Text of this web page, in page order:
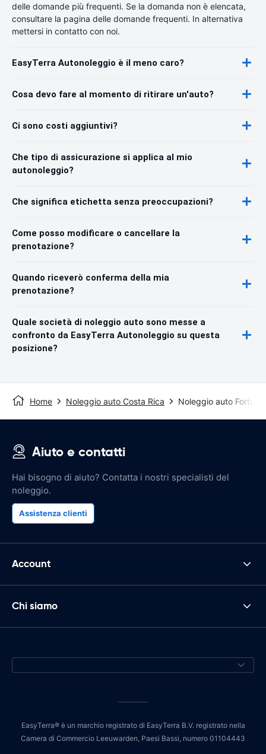
delle domande più frequenti. Se la domanda non è elencata,
consultare la pagina delle domande frequenti. In alternativa
mettersi in contatto con noi.
EasyTerra Autonoleggio è il meno caro?
Cosa devo fare al momento di ritirare un'auto?
Ci sono costi aggiuntivi?
Che tipo di assicurazione si applica al mio
autonoleggio?
Che significa etichetta senza preoccupazioni?
Come posso modificare o cancellare la
prenotazione?
Quando riceverò conferma della mia
prenotazione?
Quale società di noleggio auto sono messe a
confronto da EasyTerra Autonoleggio su questa
posizione?
Home Noleggio auto Costa Rica Noleggio auto Fortuna
Aiuto e contatti
Hai bisogno di aiuto? Contatta i nostri specialisti del
noleggio.
Assistenza clienti
Account
Chi siamo
EasyTerra® è un marchio registrato di EasyTerra B.V. registrato nella
Camera di Commercio Leeuwarden, Paesi Bassi, numero 01104443